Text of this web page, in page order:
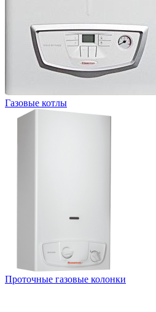
Газовые котлы
Проточные газовые колонки